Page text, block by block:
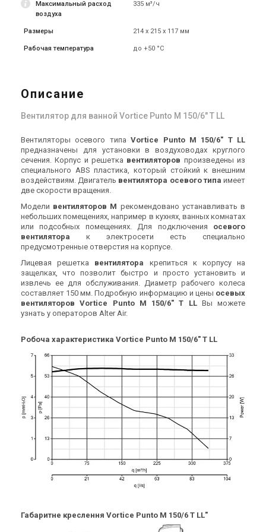
LLЦена
Цена по запросу
Купить
Цена
Купить
Вентилятор для ванной
Vortice Punto M 150/6" A LL
Цена по запросу
Купить
Вентилятор для ванной
Vortice Punto M 150/6" LL
Цена по запросу
Под заказ (1)
Вентилятор для ванной
Vortice Punto M 150/6" A T
Цена по запросу
Купить
Под заказ Оставить отзыв
Италия
Вентилятор для ванной
Цена по запросу
Оставить отзыв
Италия
Вентилятор для ванной
Vortice Punto M 150/6" T
Купить
Италия
Вентилятор для ванной
Vortice Punto M 150/6" P
Цена
Купить
Максимальный расход
воздуха
335 м³/ч
Размеры 214 х 215 х 117 мм
Рабочая температура до +50 °C
Описание
Вентилятор для ванной Vortice Punto M 150/6" T LL
Вентиляторы осевого типаVortice Punto M 150/6" T LL
предназначены для установки в воздуховодах круглого
сечения. Корпус и решетка вентиляторов произведены из
специального ABS пластика, который стойкий к внешним
воздействиям. Двигатель вентилятора осевого типа имеет
две скорости вращения.
Модели вентиляторов М рекомендовано устанавливать в
небольших помещениях, например в кухнях, ванных комнатах
или подсобных помещениях. Для подключения осевого
вентилятора к электросети есть специально
предусмотренные отверстия на корпусе.
Лицевая решетка вентилятора крепиться к корпусу на
защелках, что позволит быстро и просто установить и
извлечь ее для обслуживания. Диаметр рабочего колеса
составляет 150 мм. Подробную информацию и цены осевых
вентиляторов Vortice Punto M 150/6" T LL Вы можете
узнать у операторов Alter Air.
Робоча характеристика Vortice Punto M 150/6" T LL
Габаритне креслення Vortice Punto M 150/6 T LL"